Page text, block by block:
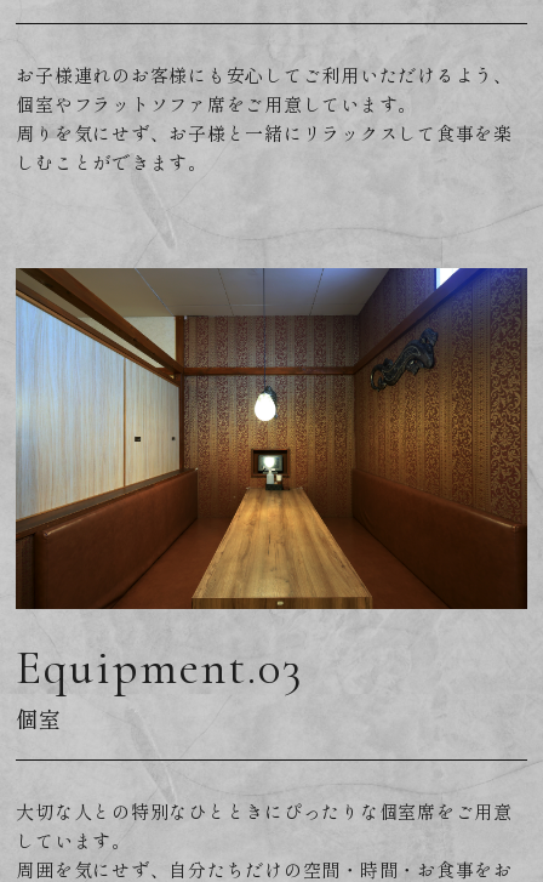
お子様連れのお客様にも安心してご利用いただけるよう、
個室やフラットソファ席をご用意しています。
周りを気にせず、お子様と一緒にリラックスして食事を楽
しむことができます。
Equipment.03
個室
大切な人との特別なひとときにぴったりな個室席をご用意
しています。
周囲を気にせず、自分たちだけの空間・時間・お食事をお